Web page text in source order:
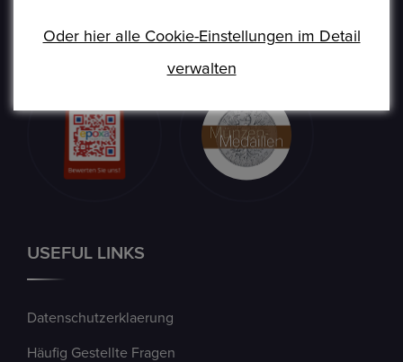
USEFUL LINKS
Datenschutzerklaerung
Häufig Gestellte Fragen
Oder hier alle Cookie-Einstellungen im Detail
verwalten